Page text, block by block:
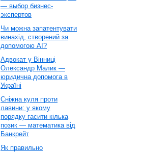
— выбор бизнес-
экспертов
Чи можна запатентувати
винахід, створений за
допомогою AI?
Адвокат у Вінниці
Олександр Малик —
юридична допомога в
Україні
Сніжна куля проти
лавини: у якому
порядку гасити кілька
позик — математика від
Банкрейт
Як правильно